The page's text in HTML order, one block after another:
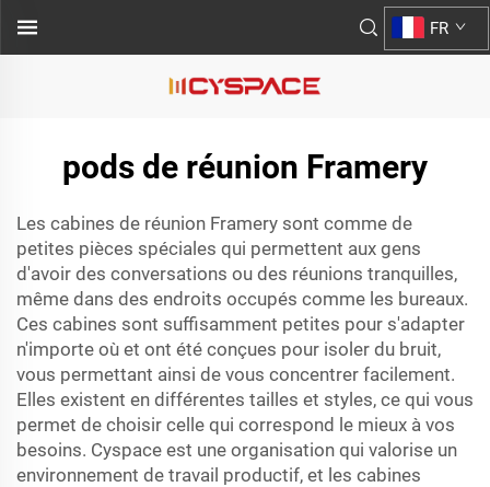
FR
pods de réunion Framery
Les cabines de réunion Framery sont comme de
petites pièces spéciales qui permettent aux gens
d'avoir des conversations ou des réunions tranquilles,
même dans des endroits occupés comme les bureaux.
Ces cabines sont suffisamment petites pour s'adapter
n'importe où et ont été conçues pour isoler du bruit,
vous permettant ainsi de vous concentrer facilement.
Elles existent en différentes tailles et styles, ce qui vous
permet de choisir celle qui correspond le mieux à vos
besoins. Cyspace est une organisation qui valorise un
environnement de travail productif, et les cabines